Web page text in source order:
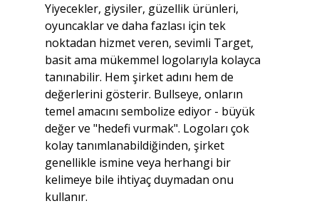
Yiyecekler, giysiler, güzellik ürünleri,
oyuncaklar ve daha fazlası için tek
noktadan hizmet veren, sevimli Target,
basit ama mükemmel logolarıyla kolayca
tanınabilir. Hem şirket adını hem de
değerlerini gösterir. Bullseye, onların
temel amacını sembolize ediyor - büyük
değer ve "hedefi vurmak". Logoları çok
kolay tanımlanabildiğinden, şirket
genellikle ismine veya herhangi bir
kelimeye bile ihtiyaç duymadan onu
kullanır.